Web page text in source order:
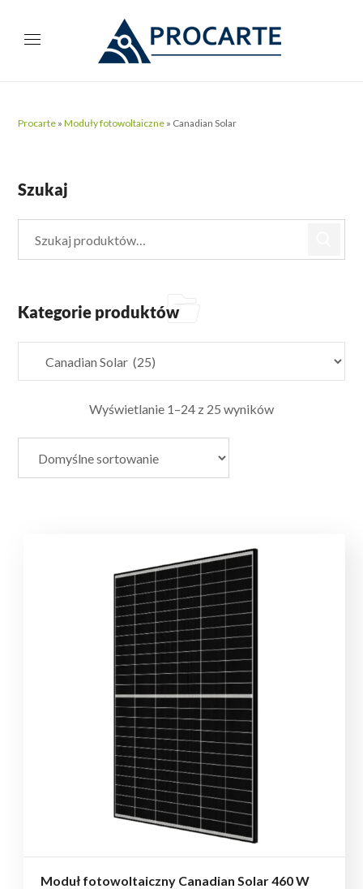
Procarte »Moduły fotowoltaiczne » Canadian Solar
Wyświetlanie 1–24 z 25 wyników
Moduł fotowoltaiczny Canadian Solar 460 W
Szukaj
Kategorie produktów